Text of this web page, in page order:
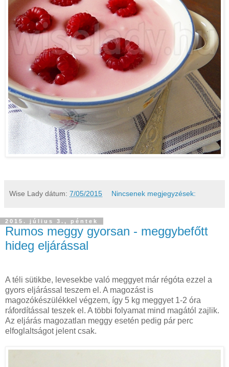
Wise Lady dátum: 7/05/2015 Nincsenek megjegyzések:
2015. július 3., péntek
Rumos meggy gyorsan - meggybefőtt
hideg eljárással
A téli sütikbe, levesekbe való meggyet már régóta ezzel a
gyors eljárással teszem el. A magozást is
magozókészülékkel végzem, így 5 kg meggyet 1-2 óra
ráfordítással teszek el. A többi folyamat mind magától zajlik.
Az eljárás magozatlan meggy esetén pedig pár perc
elfoglaltságot jelent csak.